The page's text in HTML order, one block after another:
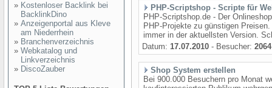
» Kostenloser Backlink bei
BacklinkDino
» Anzeigenportal aus Kleve
am Niederrhein
» Branchenverzeichnis
» Webkatalog und
Linkverzeichnis
» DiscoZauber
PHP-Scriptshop - Scripte für
PHP-Scriptshop.de - Der
PHP-Projekte zu günstigen
immer in der aktuellsten Version.
Datum: 17.07.2010 - Besucher: 2064
Shop System erstellen
Bei 900.000 Besuchern pro Monat